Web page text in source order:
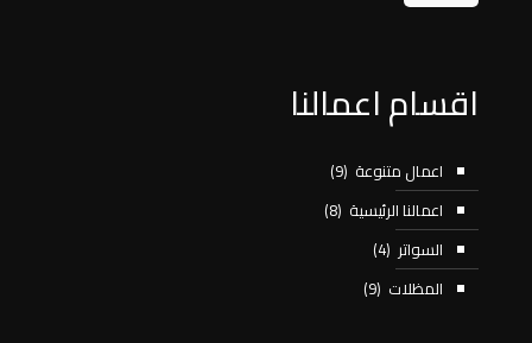
اقسام اعمالنا
اعمال متنوعة (9)
اعمالنا الرئيسية (8)
السواتر (4)
المظلات (9)